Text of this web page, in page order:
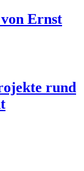
Ernst
rund